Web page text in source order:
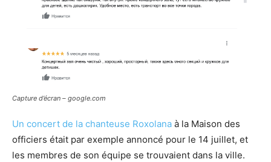
Capture d’écran – google.com
Un concert de la chanteuse Roxolana à la Maison des
officiers était par exemple annoncé pour le 14 juillet, et
les membres de son équipe se trouvaient dans la ville.